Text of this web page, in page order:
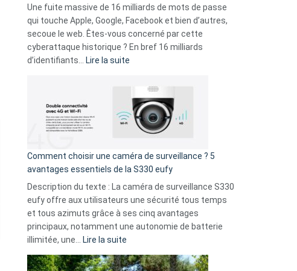
goûts
musicaux
avec
9
amis
Une fuite massive de 16 milliards de mots de passe
qui touche Apple, Google, Facebook et bien d’autres,
secoue le web. Êtes-vous concerné par cette
cyberattaque historique ? En bref 16 milliards
d’identifiants…
Lire la suite
record
La
fuite
16
milliards
données
menace
Facebook,
Telegram
GitHub
Comment choisir une caméra de surveillance ? 5
avantages essentiels de la S330 eufy
Description du texte : La caméra de surveillance S330
eufy offre aux utilisateurs une sécurité tous temps
et tous azimuts grâce à ses cinq avantages
principaux, notamment une autonomie de batterie
illimitée, une…
Lire la suite
choisir